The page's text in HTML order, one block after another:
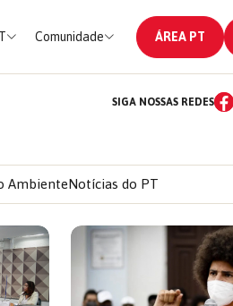
Comunidade ÁREA PT
SIGA NOSSAS REDES
AmbienteNotícias do PT